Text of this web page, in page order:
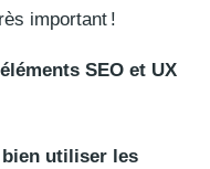
important !
SEO et UX
utiliser les